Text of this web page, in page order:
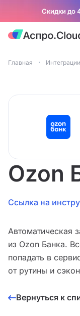
Скидки до
Главная Интеграции
Ozon
Ссылка на
Автоматическая
из Ozon Банка.
попадать в
от рутины и
Вернуться к